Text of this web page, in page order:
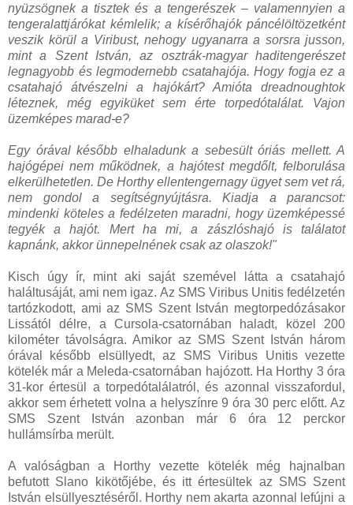
nyüzsögnek a tisztek és a tengerészek – valamennyien a
tengeralattjárókat kémlelik; a kísérőhajók páncélöltözetként
veszik körül a Viribust, nehogy ugyanarra a sorsra jusson,
mint a Szent István, az osztrák-magyar haditengerészet
legnagyobb és legmodernebb csatahajója. Hogy fogja ez a
csatahajó átvészelni a hajókárt? Amióta dreadnoughtok
léteznek, még egyiküket sem érte torpedótalálat. Vajon
üzemképes marad-e?
Egy órával később elhaladunk a sebesült óriás mellett. A
hajógépei nem működnek, a hajótest megdőlt, felborulása
elkerülhetetlen. De Horthy ellentengernagy ügyet sem vet rá,
nem gondol a segítségnyújtásra. Kiadja a parancsot:
mindenki köteles a fedélzeten maradni, hogy üzemképessé
tegyék a hajót. Mert ha mi, a zászlóshajó is találatot
kapnánk, akkor ünnepelnének csak az olaszok!"
Kisch úgy ír, mint aki saját szemével látta a csatahajó
haláltusáját, ami nem igaz. Az SMS Viribus Unitis fedélzetén
tartózkodott, ami az SMS Szent István megtorpedózásakor
Lissától délre, a Cursola-csatornában haladt, közel 200
kilométer távolságra. Amikor az SMS Szent István három
órával később elsüllyedt, az SMS Viribus Unitis vezette
kötelék már a Meleda-csatornában hajózott. Ha Horthy 3 óra
31-kor értesül a torpedótalálatról, és azonnal visszafordul,
akkor sem érhetett volna a helyszínre 9 óra 30 perc előtt. Az
SMS Szent István azonban már 6 óra 12 perckor
hullámsírba merült.
A valóságban a Horthy vezette kötelék még hajnalban
befutott Slano kikötőjébe, és itt értesültek az SMS Szent
István elsüllyesztéséről. Horthy nem akarta azonnal lefújni a